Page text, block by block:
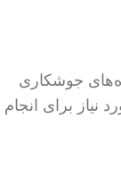
جوشکاری
نیاز برای انجام